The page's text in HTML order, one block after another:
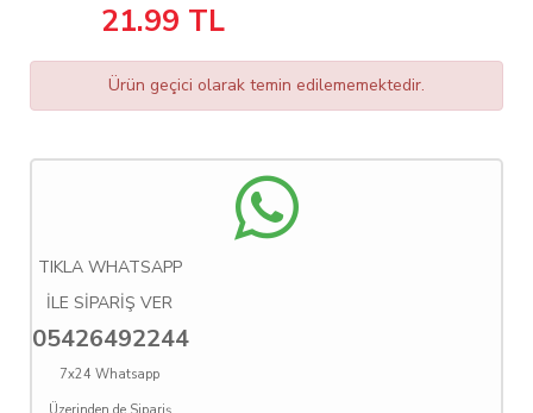
21.99 TL
Ürün geçici olarak temin edilememektedir.
TIKLA WHATSAPP
İLE SİPARİŞ VER
05426492244
7x24 Whatsapp